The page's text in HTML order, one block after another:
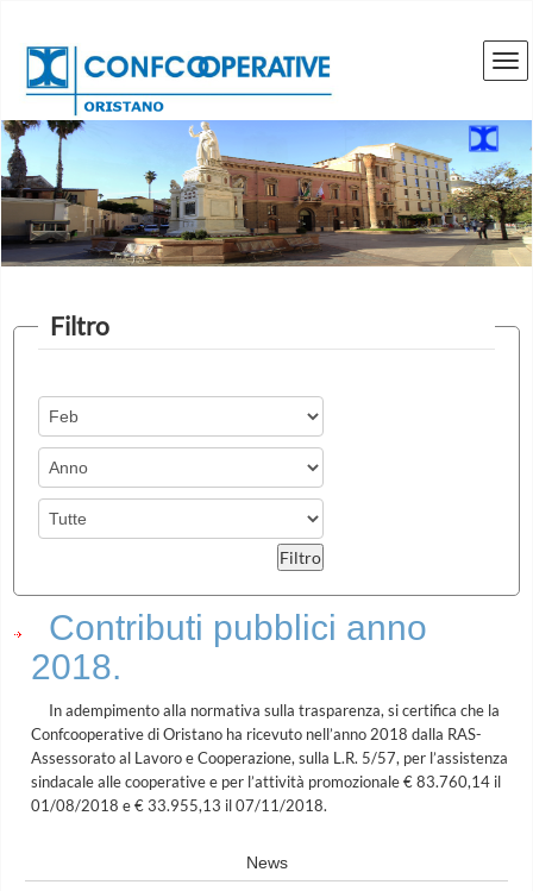
Filtro
Contributi pubblici anno
2018.
In adempimento alla normativa sulla trasparenza, si certifica che la
Confcooperative di Oristano ha ricevuto nell’anno 2018 dalla RAS-
Assessorato al Lavoro e Cooperazione, sulla L.R. 5/57, per l’assistenza
sindacale alle cooperative e per l’attività promozionale € 83.760,14 il
01/08/2018 e € 33.955,13 il 07/11/2018.
News